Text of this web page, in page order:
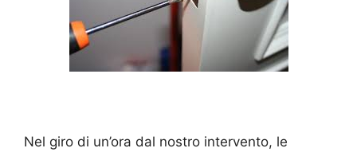
Nel giro di un’ora dal nostro intervento, le